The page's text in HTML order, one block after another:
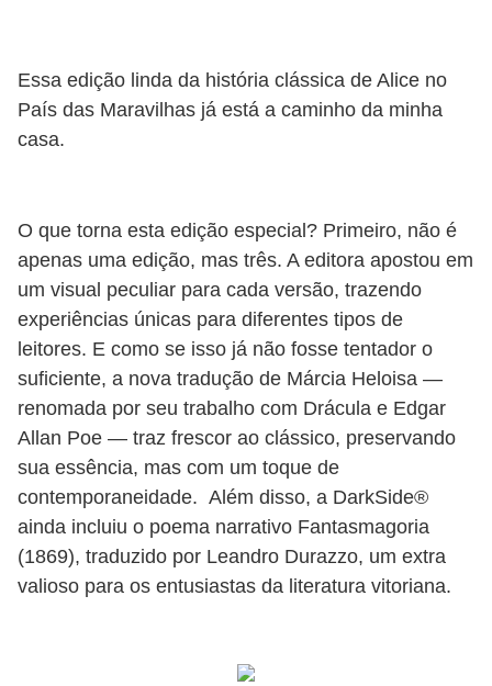
Essa edição linda da história clássica de Alice no
País das Maravilhas já está a caminho da minha
casa.
O que torna esta edição especial? Primeiro, não é
apenas uma edição, mas três. A editora apostou em
um visual peculiar para cada versão, trazendo
experiências únicas para diferentes tipos de
leitores. E como se isso já não fosse tentador o
suficiente, a nova tradução de Márcia Heloisa —
renomada por seu trabalho com Drácula e Edgar
Allan Poe — traz frescor ao clássico, preservando
sua essência, mas com um toque de
contemporaneidade. Além disso, a DarkSide®
ainda incluiu o poema narrativo Fantasmagoria
(1869), traduzido por Leandro Durazzo, um extra
valioso para os entusiastas da literatura vitoriana.